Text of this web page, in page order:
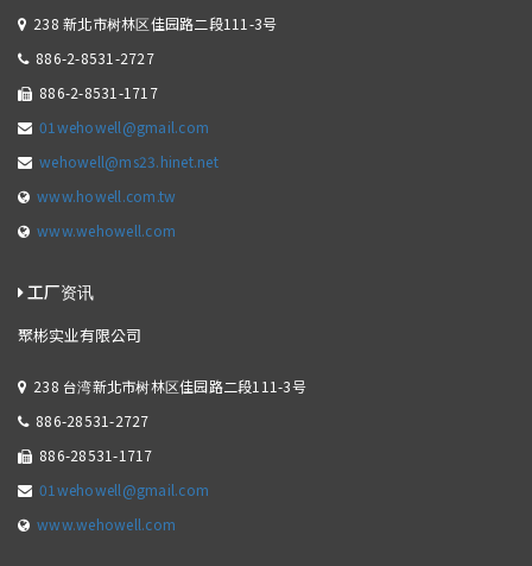
238 新北市树林区佳园路二段111-3号
886-2-8531-2727
886-2-8531-1717
01wehowell@gmail.com
wehowell@ms23.hinet.net
www.howell.com.tw
www.wehowell.com
工厂资讯
聚彬实业有限公司
238 台湾新北市树林区佳园路二段111-3号
886-28531-2727
886-28531-1717
01wehowell@gmail.com
www.wehowell.com